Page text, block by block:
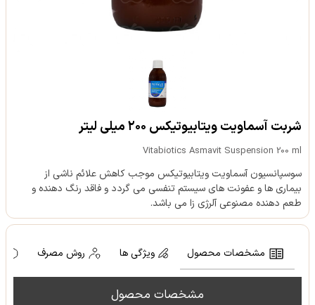
شربت آسماویت ویتابیوتیکس ۲۰۰ میلی لیتر
Vitabiotics Asmavit Suspension 200 ml
سوسپانسیون آسماویت ویتابیوتیکس موجب کاهش علائم ناشی از
بیماری ها و عفونت های سیستم تنفسی می گردد و فاقد رنگ دهنده و
طعم دهنده مصنوعی آلرژی زا می باشد.
مشخصات محصول ویژگی ها روش مصرف
مشخصات محصول